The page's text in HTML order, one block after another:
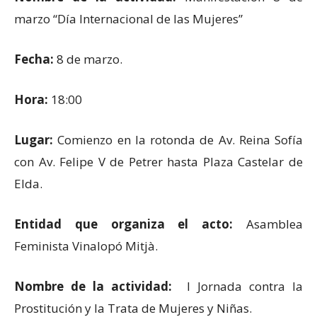
marzo “Día Internacional de las Mujeres”
Fecha: 8 de marzo.
Hora: 18:00
Lugar: Comienzo en la rotonda de Av. Reina Sofía
con Av. Felipe V de Petrer hasta Plaza Castelar de
Elda.
Entidad que organiza el acto: Asamblea
Feminista Vinalopó Mitjà.
Nombre de la actividad:
I Jornada contra la
Prostitución y la Trata de Mujeres y Niñas.